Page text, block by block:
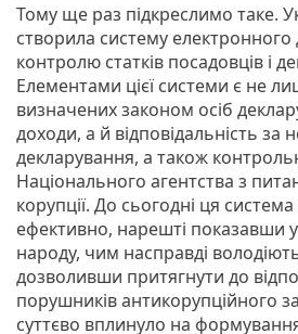
Тому ще раз підкреслимо таке.
створила систему електронного
контролю статків посадовців і
Елементами цієї системи є не
визначених законом осіб
доходи, а й відповідальність за
декларування, а також
Національного агентства з
корупції. До сьогодні ця
ефективно, нарешті показавши
народу, чим насправді
дозволивши притягнути до
порушників антикорупційного
суттєво вплинуло на